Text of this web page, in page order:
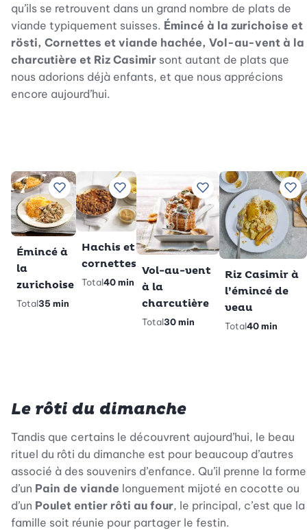
qu’ils se retrouvent dans un grand nombre de plats de
viande typiquement suisses. Émincé à la zurichoise et
rösti, Cornettes et viande hachée, Vol-au-vent à la
charcutière et Riz Casimir sont autant de plats que
nous adorions déjà enfants, et que nous apprécions
encore aujourd’hui.
Ajouter à vos recettes préférées
Émincé à
la
zurichoise
Total35 min
Ajouter à vos recettes préférées
Hachis et
cornettes
Total40 min
Ajouter à vos
Vol-au-vent
à la
charcutière
Total30 min
Riz Casimir à
l’émincé de
veau
Total40 min
Le rôti du dimanche
Tandis que certains le découvrent aujourd’hui, le beau
rituel du rôti du dimanche est pour beaucoup d’autres
associé à des souvenirs d’enfance. Qu’il prenne la forme
d’un Pain de viande longuement mijoté en cocotte ou
d’un Poulet entier rôti au four, le principal, c’est que la
famille soit réunie pour partager le festin.